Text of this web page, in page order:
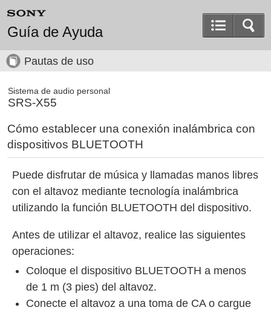
Guía de Ayuda
Pautas de uso
Sistema de audio personal
SRS-X55
Cómo establecer una conexión inalámbrica con
dispositivos BLUETOOTH
Puede disfrutar de música y llamadas manos libres
con el altavoz mediante tecnología inalámbrica
utilizando la función BLUETOOTH del dispositivo.
Antes de utilizar el altavoz, realice las siguientes
operaciones:
Coloque el dispositivo BLUETOOTH a menos
de 1 m (3 pies) del altavoz.
Conecte el altavoz a una toma de CA o cargue